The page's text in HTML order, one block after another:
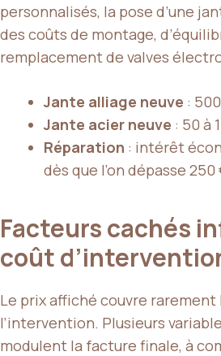
personnalisés, la pose d’une
des coûts de montage,
remplacement de valves
Jante alliage neuve :
Jante acier neuve : 50 à
Réparation : intérêt
dès que l’on dépasse
Facteurs cachés
coût
Le prix affiché couvre rarement
l’intervention. Plusieurs
modulent la facture finale, à